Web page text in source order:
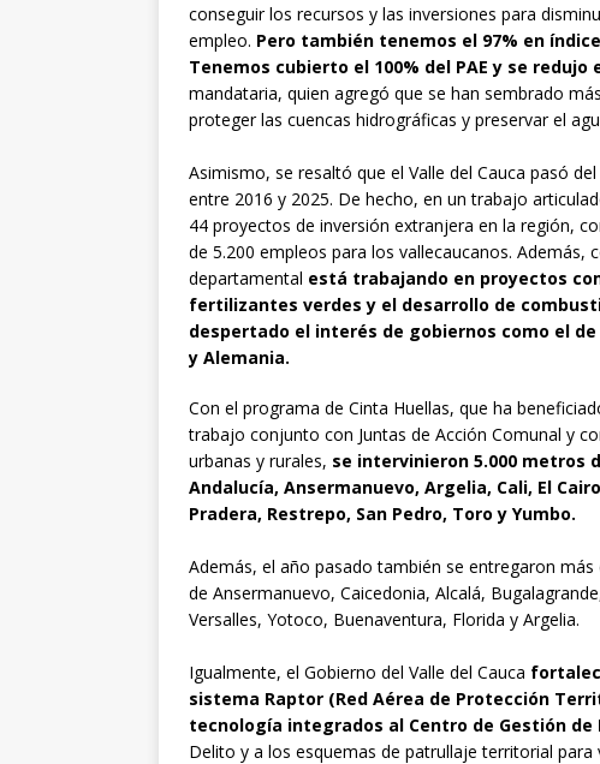
conseguir los recursos y las inversiones para
empleo. Pero también tenemos el 97% en
Tenemos cubierto el 100% del PAE y se
mandataria, quien agregó que se han sembrado
proteger las cuencas hidrográficas y preservar el
Asimismo, se resaltó que el Valle del Cauca pasó
entre 2016 y 2025. De hecho, en un trabajo
44 proyectos de inversión extranjera en la región,
de 5.200 empleos para los vallecaucanos. Además,
departamental está trabajando en proyectos
fertilizantes verdes y el desarrollo de
despertado el interés de gobiernos como el de
y Alemania.
Con el programa de Cinta Huellas, que ha
trabajo conjunto con Juntas de Acción Comunal y
urbanas y rurales, se intervinieron 5.000 metros
Andalucía, Ansermanuevo, Argelia, Cali, El
Pradera, Restrepo, San Pedro, Toro y Yumbo.
Además, el año pasado también se entregaron
de Ansermanuevo, Caicedonia, Alcalá,
Versalles, Yotoco, Buenaventura, Florida y Argelia.
Igualmente, el Gobierno del Valle del Cauca
sistema Raptor (Red Aérea de Protección
tecnología integrados al Centro de Gestión de
Delito y a los esquemas de patrullaje territorial